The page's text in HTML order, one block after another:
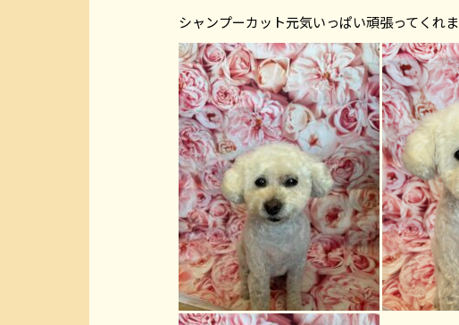
シャンプーカット元気いっぱい頑張ってくれ